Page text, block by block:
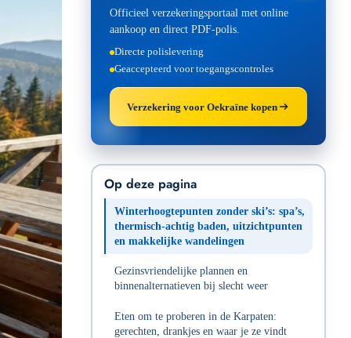
Officieel verzekeringsportaal met online
aankoop en direct PDF-polis.
Directe polislevering
Geaccepteerd voor toegangscontroles
Verzekering voor Oekraïne kopen
Op deze pagina
Winterhoogtepunten zonder ski’s: spa’s,
thermisch-achtig baden, uitzichtpunten
en makkelijke wandelingen
Gezinsvriendelijke plannen en
binnenalternatieven bij slecht weer
Eten om te proberen in de Karpaten:
gerechten, drankjes en waar je ze vindt